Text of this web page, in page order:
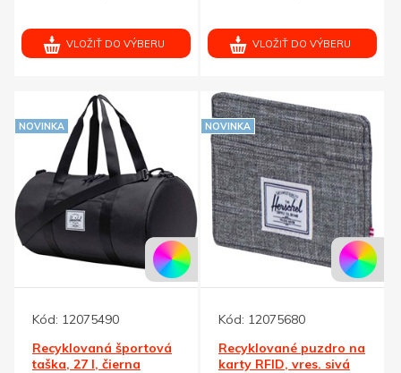
VLOŽIŤ DO VÝBERU VLOŽIŤ DO VÝBERU
NOVINKA
Kód: 12075490
Recyklovaná športová
taška, 27 l, čierna
NOVINKA
Kód: 12075680
Recyklované puzdro na
karty RFID, vres. sivá